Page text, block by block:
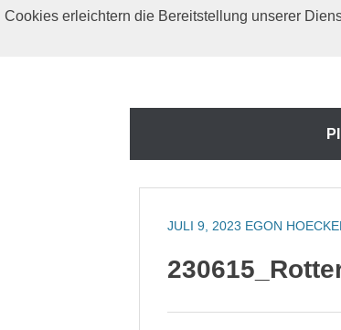
Zum
JULI 9, 2023 EGON
Cookies erleichtern die Bereitstellung unserer